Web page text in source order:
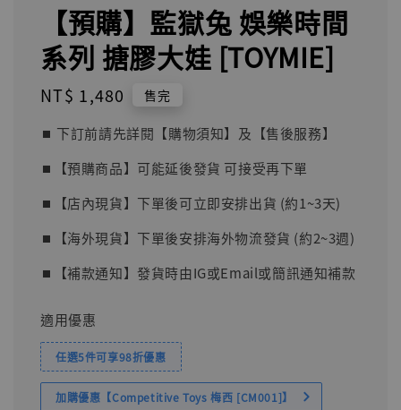
【預購】監獄兔 娛樂時間
系列 搪膠大娃 [TOYMIE]
Regular
NT$ 1,480 售完
⏹︎ 下訂前請先詳閱【購物須知】及【售後服務】
⏹︎【預購商品】可能延後發貨 可接受再下單
⏹︎【店內現貨】下單後可立即安排出貨 (約1~3天)
⏹︎【海外現貨】下單後安排海外物流發貨 (約2~3週)
⏹︎【補款通知】發貨時由IG或Email或簡訊通知補款
適用優惠
任選5件可享98折優惠
加購優惠【Competitive Toys 梅西 [CM001]】